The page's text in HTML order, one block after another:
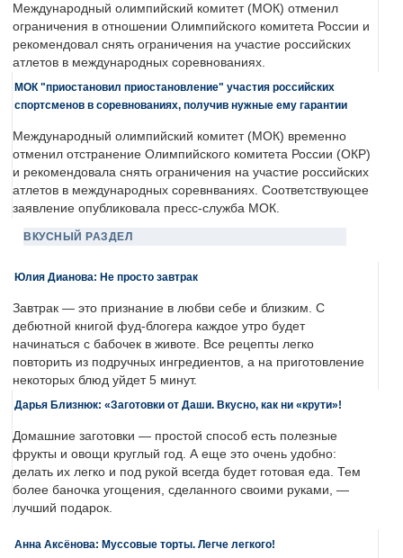
Международный олимпийский комитет (МОК) отменил
ограничения в отношении Олимпийского комитета России и
рекомендовал снять ограничения на участие российских
атлетов в международных соревнованиях.
МОК "приостановил приостановление" участия российских
спортсменов в соревнованиях, получив нужные ему гарантии
Международный олимпийский комитет (МОК) временно
отменил отстранение Олимпийского комитета России (ОКР)
и рекомендовала снять ограничения на участие российских
атлетов в международных соревнваниях. Соответствующее
заявление опубликовала пресс-служба МОК.
ВКУСНЫЙ РАЗДЕЛ
Юлия Дианова: Не просто завтрак
Завтрак — это признание в любви себе и близким. С
дебютной книгой фуд-блогера каждое утро будет
начинаться с бабочек в животе. Все рецепты легко
повторить из подручных ингредиентов, а на приготовление
некоторых блюд уйдет 5 минут.
Дарья Близнюк: «Заготовки от Даши. Вкусно, как ни «крути»!
Домашние заготовки — простой способ есть полезные
фрукты и овощи круглый год. А еще это очень удобно:
делать их легко и под рукой всегда будет готовая еда. Тем
более баночка угощения, сделанного своими руками, —
лучший подарок.
Анна Аксёнова: Муссовые торты. Легче легкого!